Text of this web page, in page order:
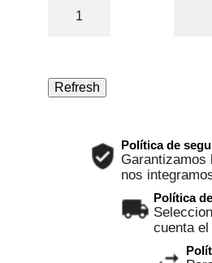
Política de
Garantizamos
nos
Política
cuenta